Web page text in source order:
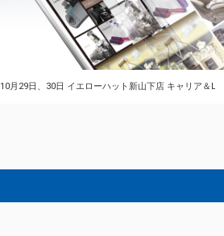
10月29日、30日 イエローハット新山下店 キャリア＆